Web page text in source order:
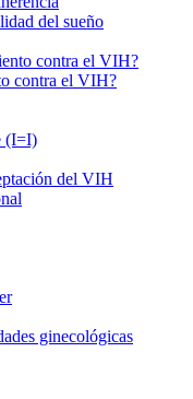
del sueño
contra el VIH?
contra el VIH?
(I=I)
del VIH
ginecológicas